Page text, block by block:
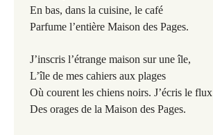
En bas, dans la cuisine, le café
Parfume l’entière Maison des Pages.
J’inscris l’étrange maison sur une île,
L’île de mes cahiers aux plages
Où courent les chiens noirs. J’écris le flux
Des orages de la Maison des Pages.